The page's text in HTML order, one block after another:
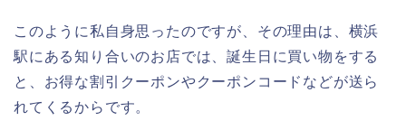
このように私自身思ったのですが、その理由は、横浜
駅にある知り合いのお店では、誕生日に買い物をする
と、お得な割引クーポンやクーポンコードなどが送ら
れてくるからです。